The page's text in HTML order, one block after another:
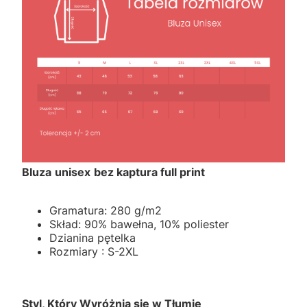
Bluza unisex bez kaptura full print
Gramatura: 280 g/m2
Skład: 90% bawełna, 10% poliester
Dzianina pętelka
Rozmiary : S-2XL
Styl, Który Wyróżnia się w Tłumie